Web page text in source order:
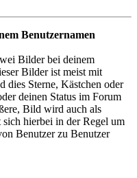
Benutzernamen
Bilder bei deinem
Bilder ist meist mit
dies Sterne, Kästchen oder
deinen Status im Forum
Bild wird auch als
sich hierbei in der Regel um
Benutzer zu Benutzer